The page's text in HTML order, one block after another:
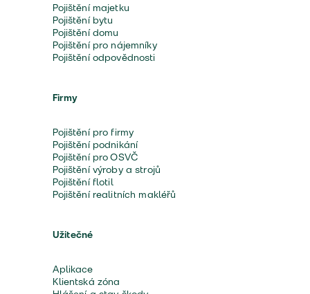
Pojištění majetku
Pojištění bytu
Pojištění domu
Pojištění pro nájemníky
Pojištění odpovědnosti
Firmy
Pojištění pro firmy
Pojištění podnikání
Pojištění pro OSVČ
Pojištění výroby a strojů
Pojištění flotil
Pojištění realitních makléřů
Užitečné
Aplikace
Klientská zóna